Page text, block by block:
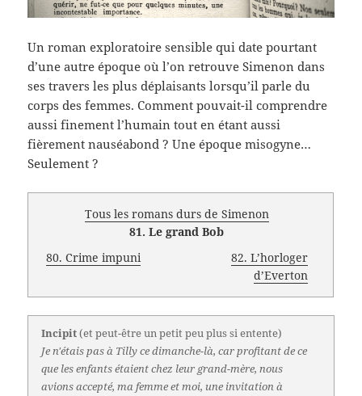
Un roman exploratoire sensible qui date pourtant
d’une autre époque où l’on retrouve Simenon dans
ses travers les plus déplaisants lorsqu’il parle du
corps des femmes. Comment pouvait-il comprendre
aussi finement l’humain tout en étant aussi
fièrement nauséabond ? Une époque misogyne…
Seulement ?
Tous les romans durs de Simenon
81. Le grand Bob
80. Crime impuni
82. L’horloger
d’Everton
Incipit(et peut-être un petit peu plus si entente)
Je n'étais pas à Tilly ce dimanche-là, car profitant de ce
que les enfants étaient chez leur grand-mère, nous
avions accepté, ma femme et moi, une invitation à